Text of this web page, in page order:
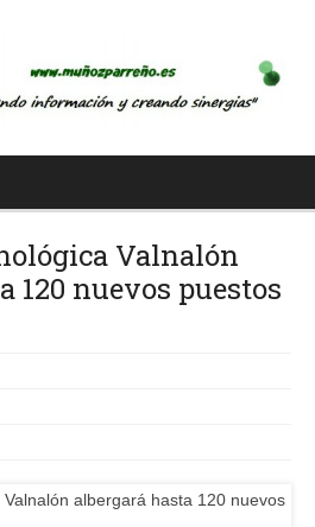
Valnalón
120 nuevos puestos